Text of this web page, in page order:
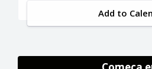
Add to